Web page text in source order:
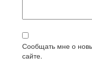
Сообщать мне о
сайте.